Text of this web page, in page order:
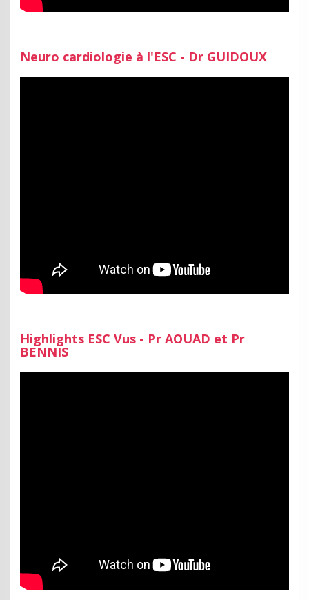
Neuro cardiologie à l'ESC - Dr GUIDOUX
Highlights ESC Vus - Pr AOUAD et Pr
BENNIS